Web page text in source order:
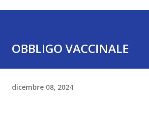
OBBLIGO VACCINALE
dicembre 08, 2024